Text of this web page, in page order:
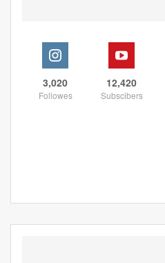
12,420
Subscibers
3,020
Followes